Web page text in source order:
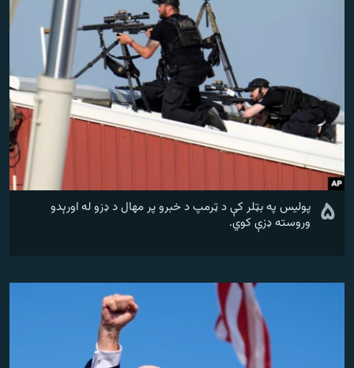
۵ پولیس په بټلر کې د ټرمپ د خبرو پر مهال د ډزو له اورېدو
وروسته ډزې کوي.